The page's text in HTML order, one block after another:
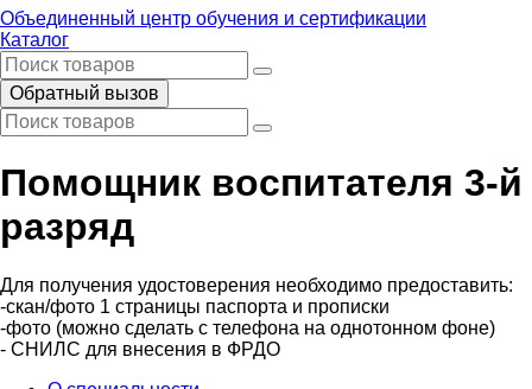
Объединенный центр обучения и сертификации
Каталог
Обратный вызов
Помощник воспитателя 3-й
разряд
Для получения удостоверения необходимо предоставить:
-скан/фото 1 страницы паспорта и прописки
-фото (можно сделать с телефона на однотонном фоне)
- СНИЛС для внесения в ФРДО